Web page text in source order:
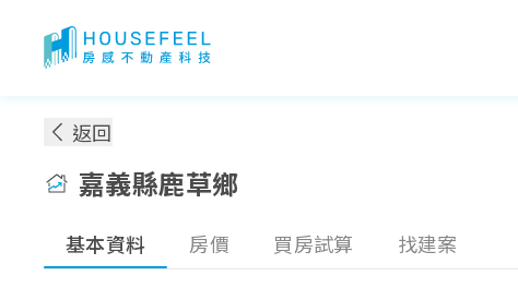
返回
嘉義縣鹿草鄉
基本資料 房價 買房試算 找建案